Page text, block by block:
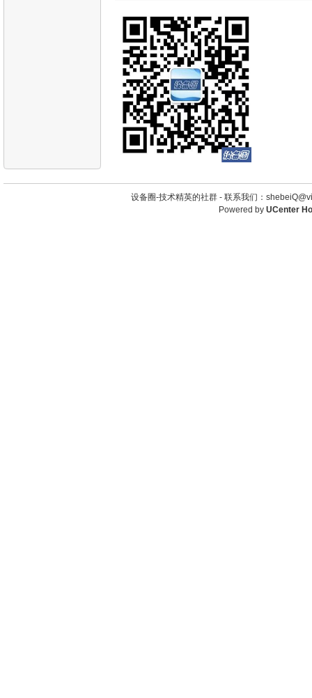
设备圈-技术精英的社群 - 联系我们：
Powered by UCenter